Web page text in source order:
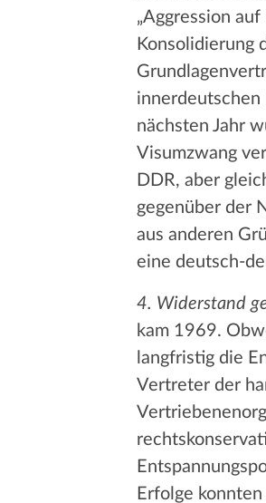
„Aggression
Konsolidierung
innerdeutschen
nächsten Jahr
Visumzwang
DDR, aber
gegenüber der
aus anderen
eine deutsch-
4. Widerstand
kam 1969.
langfristig die
Vertreter der
Erfolge